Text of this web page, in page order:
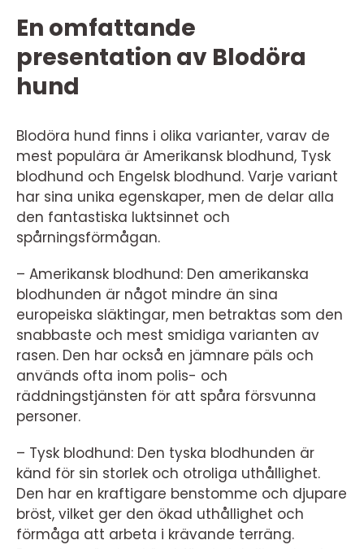
En omfattande
presentation av Blodöra
hund
Blodöra hund finns i olika varianter, varav de
mest populära är Amerikansk blodhund, Tysk
blodhund och Engelsk blodhund. Varje variant
har sina unika egenskaper, men de delar alla
den fantastiska luktsinnet och
spårningsförmågan.
– Amerikansk blodhund: Den amerikanska
blodhunden är något mindre än sina
europeiska släktingar, men betraktas som den
snabbaste och mest smidiga varianten av
rasen. Den har också en jämnare päls och
används ofta inom polis- och
räddningstjänsten för att spåra försvunna
personer.
– Tysk blodhund: Den tyska blodhunden är
känd för sin storlek och otroliga uthållighet.
Den har en kraftigare benstomme och djupare
bröst, vilket ger den ökad uthållighet och
förmåga att arbeta i krävande terräng.